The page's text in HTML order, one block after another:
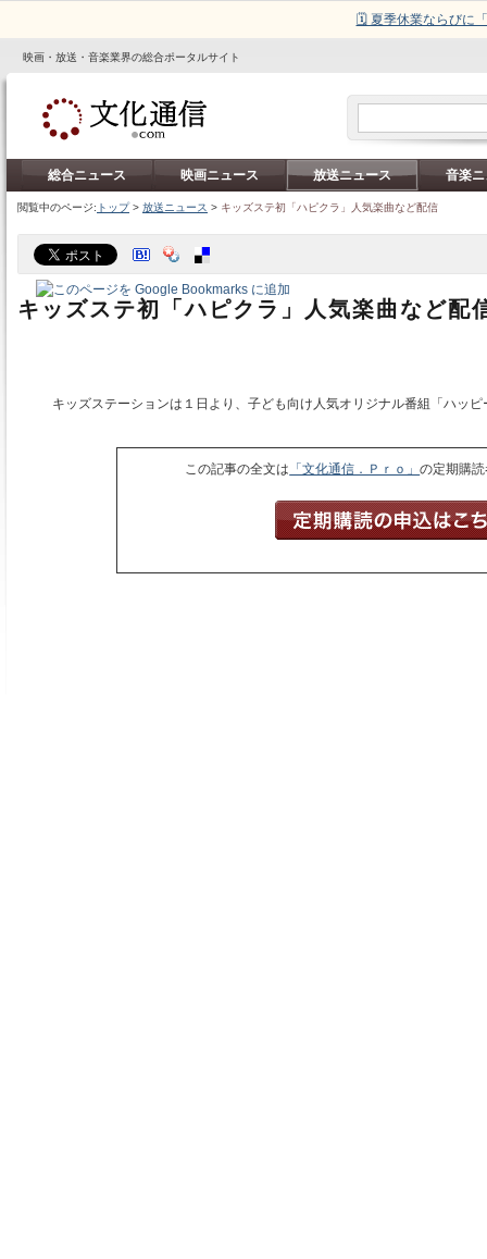
🗓️ 夏季休業ならびに
映画・放送・音楽業界の総合ポータルサイト
総合ニュース 映画ニュース 放送ニュース 音楽
閲覧中のページ: トップ> 放送ニュース > キッズステ初「ハピクラ」人気楽曲など配信
キッズステ初「ハピクラ」人気楽曲など配
キッズステーションは１日より、子ども向け人気オリジナル番組「ハッ
この記事の全文は 「文化通信．Ｐｒｏ」の定期購